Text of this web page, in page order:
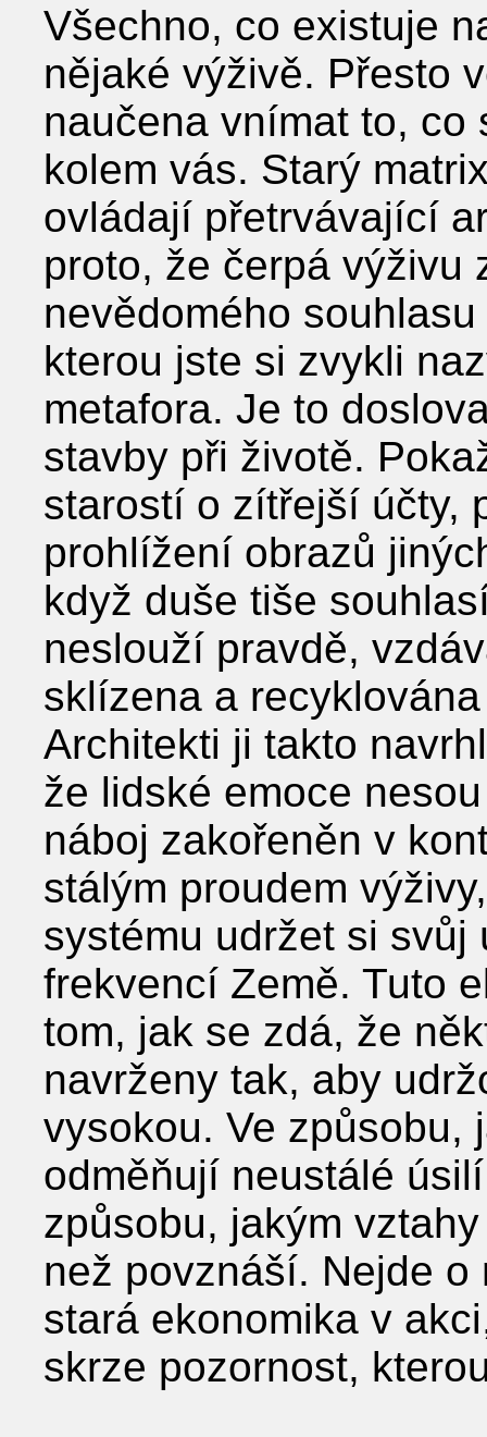
Všechno, co existuje
nějaké výživě. Přesto
naučena vnímat to,
kolem vás. Starý
ovládají přetrvávající
proto, že čerpá výživu
nevědomého
kterou jste si zvykli
metafora. Je to
stavby při životě.
starostí o zítřejší účty,
prohlížení obrazů
když duše tiše
neslouží pravdě,
sklízena a
Architekti ji takto
že lidské emoce
náboj zakořeněn v
stálým proudem
systému udržet si
frekvencí Země. Tuto
tom, jak se zdá, že
navrženy tak, aby
vysokou. Ve způsobu,
odměňují neustálé
způsobu, jakým
než povznáší. Nejde
stará ekonomika v
skrze pozornost,